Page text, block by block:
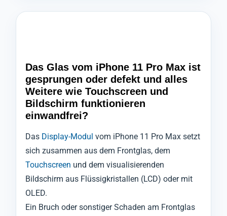
Das Glas vom iPhone 11 Pro Max ist
gesprungen oder defekt und alles
Weitere wie Touchscreen und
Bildschirm funktionieren
einwandfrei?
Das Display-Modul vom iPhone 11 Pro Max setzt
sich zusammen aus dem Frontglas, dem
Touchscreen und dem visualisierenden
Bildschirm aus Flüssigkristallen (LCD) oder mit
OLED.
Ein Bruch oder sonstiger Schaden am Frontglas